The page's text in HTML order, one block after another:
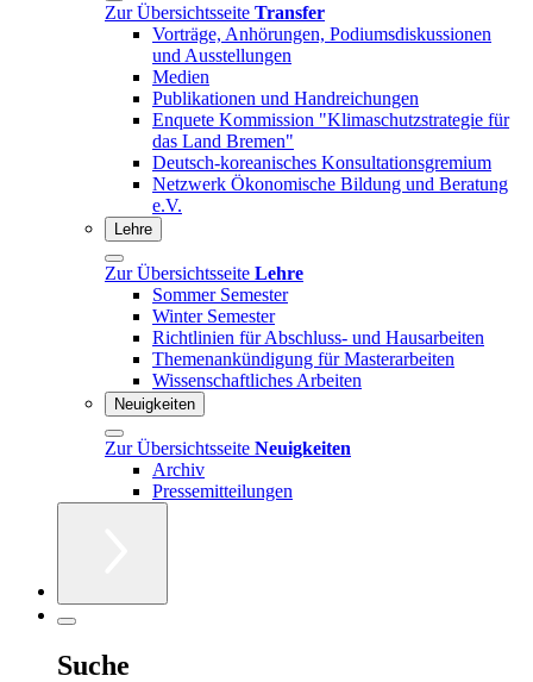
Zur Übersichtsseite Transfer
Vorträge, Anhörungen, Podiumsdiskussionen
und Ausstellungen
Medien
Publikationen und Handreichungen
Enquete Kommission "Klimaschutzstrategie für
das Land Bremen"
Deutsch-koreanisches Konsultationsgremium
Netzwerk Ökonomische Bildung und Beratung
e.V.
Lehre
Zur Übersichtsseite Lehre
Sommer Semester
Winter Semester
Richtlinien für Abschluss- und Hausarbeiten
Themenankündigung für Masterarbeiten
Wissenschaftliches Arbeiten
Neuigkeiten
Zur Übersichtsseite Neuigkeiten
Archiv
Pressemitteilungen
Suche